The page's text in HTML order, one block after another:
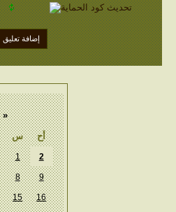
»
س أح
1 2
8 9
15 16